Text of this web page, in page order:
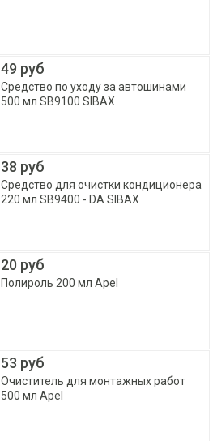
49 руб
Средство по уходу за автошинами
500 мл SB9100 SIBAX
38 руб
Средство для очистки кондиционера
220 мл SB9400 - DA SIBAX
20 руб
Полироль 200 мл Apel
53 руб
Очиститель для монтажных работ
500 мл Apel